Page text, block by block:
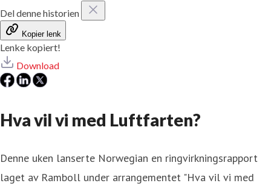
Del denne historien
Kopier lenk
Lenke kopiert!
Download
Hva vil vi med Luftfarten?
Denne uken lanserte Norwegian en ringvirkningsrapport
laget av Ramboll under arrangementet "Hva vil vi med